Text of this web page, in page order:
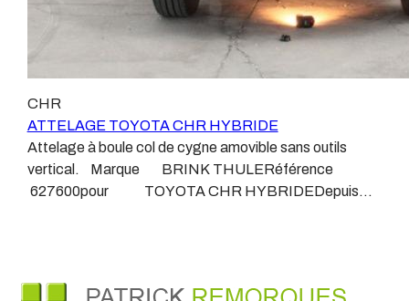
BOISNIERATTELAGES GDWATTELAGES
ARAGON Le faisceau électrique est devenu le produit
le plus technique, lui aussi est soumis à normalisation et
homologation. Le faisceau est connecté à votre
véhicule, il doit être prévu à cet effet, supporter les
vibrations et les contraintes auquel il peut être soumis.
Dans certains cas le faisceau connecté modifie la
gestion des assistances à la conduite type EPS, ABS,
…. Nous n’installons (quand ils existent) que des
ne montons jamais de faisceau appelé : adaptable,
CHR
ATTELAGE TOYOTA CHR HYBRIDE
Attelage à boule col de cygne amovible sans outils
vertical. Marque BRINK THULERéférence
627600pour TOYOTA CHR HYBRIDEDepuis